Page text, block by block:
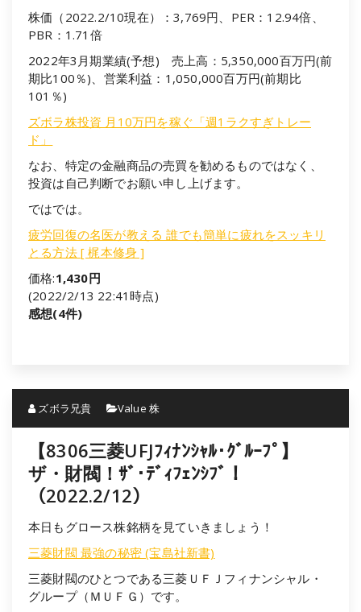
株価（2022.2/10現在）：3,769円、PER：12.94倍、
PBR：1.71倍
2022年3月期業績(予想) 売上高：5,350,000百万円(前
期比100％)、営業利益：1,050,000百万円(前期比
101％)
ズボラ株投資 月10万円を稼ぐ「週1ラクすぎトレー
ド」
なお、特定の金融商品の売買を勧めるものではなく、
投資は自己判断でお願い申し上げます。
ではでは。
疲労回復の名医が教える 誰でも簡単に疲れをスッキリ
とる方法 [ 梶本修身 ]
価格:1,430円
(2022/2/13 22:41時点)
感想(4件)
ズボラ兄貴 Value 株
【8306三菱UFJﾌｨﾅﾝｼｬﾙ･ｸﾞﾙｰﾌﾟ】
ザ・財閥！ｻﾞ･ﾃﾞｨﾌｪﾝｼﾌﾞ！
（2022.2/12）
本日もグロース株銘柄を見ていきましょう！
三菱財閥 最強の秘密 (宝島社新書)
三菱財閥のひとつである三菱ＵＦＪフィナンシャル・
グループ（ＭＵＦＧ）です。